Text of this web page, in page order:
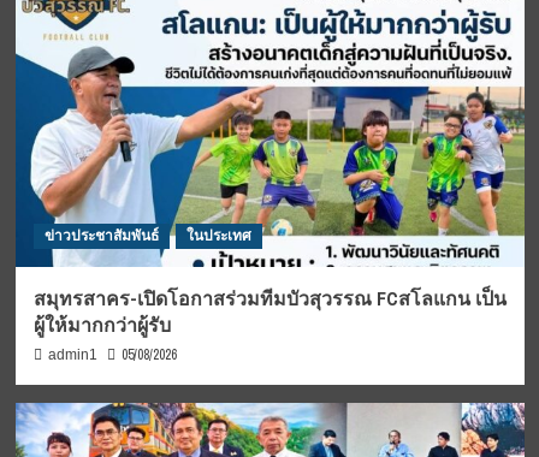
ข่าวประชาสัมพันธ์ ในประเทศ
สมุทรสาคร-เปิดโอกาสร่วมทีมบัวสุวรรณ FCสโลแกน เป็น
ผู้ให้มากกว่าผู้รับ
admin1 05/08/2026